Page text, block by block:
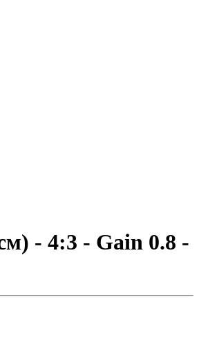
- 4:3 - Gain 0.8 -